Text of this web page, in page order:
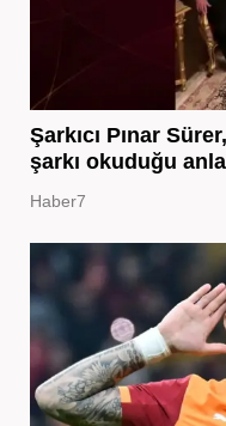
Şarkıcı Pınar
şarkı okuduğu
Haber7